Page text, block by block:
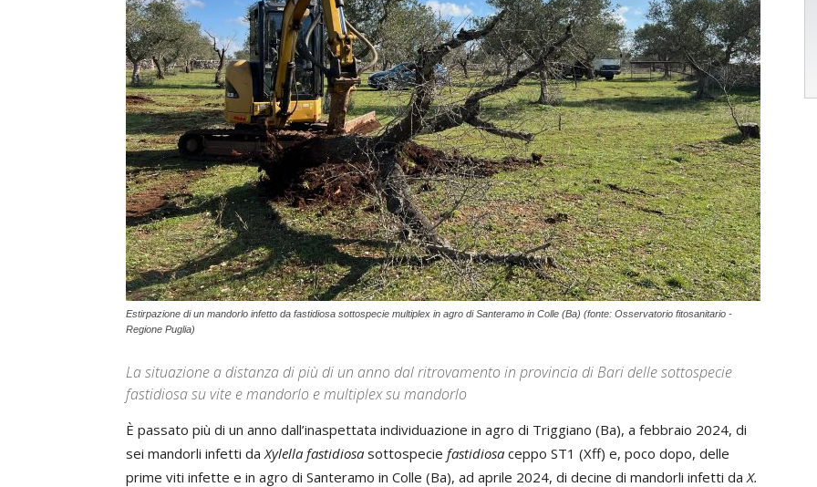
Estirpazione di un mandorlo infetto da fastidiosa sottospecie multiplex in agro di Santeramo in Colle (Ba) (fonte: Osservatorio fitosanitario -
Regione Puglia)
La situazione a distanza di più di un anno dal ritrovamento in provincia di Bari delle sottospecie
fastidiosa su vite e mandorlo e multiplex su mandorlo
È passato più di un anno dall’inaspettata individuazione in agro di Triggiano (Ba), a febbraio 2024, di
sei mandorli infetti daXylella fastidiosa sottospecie fastidiosa ceppo ST1 (Xff) e, poco dopo, delle
prime viti infette e in agro di Santeramo in Colle (Ba), ad aprile 2024, di decine di mandorli infetti daX.